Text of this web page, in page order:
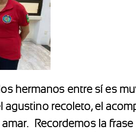
hermanos entre sí es
agustino recoleto, el
Recordemos la